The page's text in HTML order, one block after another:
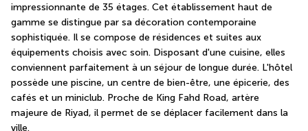
impressionnante de 35 étages. Cet établissement haut de
gamme se distingue par sa décoration contemporaine
sophistiquée. Il se compose de résidences et suites aux
équipements choisis avec soin. Disposant d'une cuisine, elles
conviennent parfaitement à un séjour de longue durée. L'hôtel
possède une piscine, un centre de bien-être, une épicerie, des
cafés et un miniclub. Proche de King Fahd Road, artère
majeure de Riyad, il permet de se déplacer facilement dans la
ville.